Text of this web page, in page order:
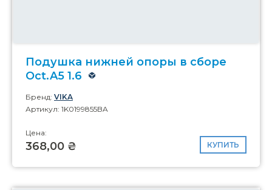
Подушка нижней опоры в сборе
Oct.A5 1.6
Бренд: VIKA
Артикул: 1K0199855BA
Цена:
368,00 ₴ КУПИТЬ